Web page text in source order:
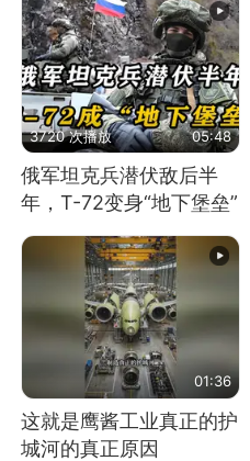
3720 次播放 05:48
俄军坦克兵潜伏敌后半
年，T-72变身“地下堡垒”
01:36
这就是鹰酱工业真正的护
城河的真正原因